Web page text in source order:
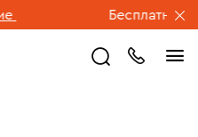
Бесплатная